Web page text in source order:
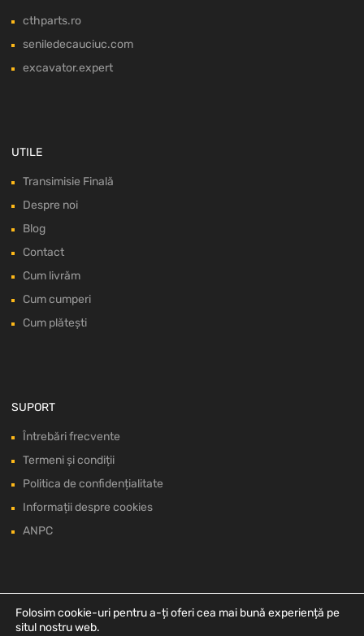
cthparts.ro
seniledecauciuc.com
excavator.expert
UTILE
Transimisie Finală
Despre noi
Blog
Contact
Cum livrăm
Cum cumperi
Cum plătești
SUPORT
Întrebări frecvente
Termeni și condiții
Politica de confidențialitate
Informații despre cookies
ANPC
Folosim cookie-uri pentru a-ți oferi cea mai bună experiență pe
situl nostru web.